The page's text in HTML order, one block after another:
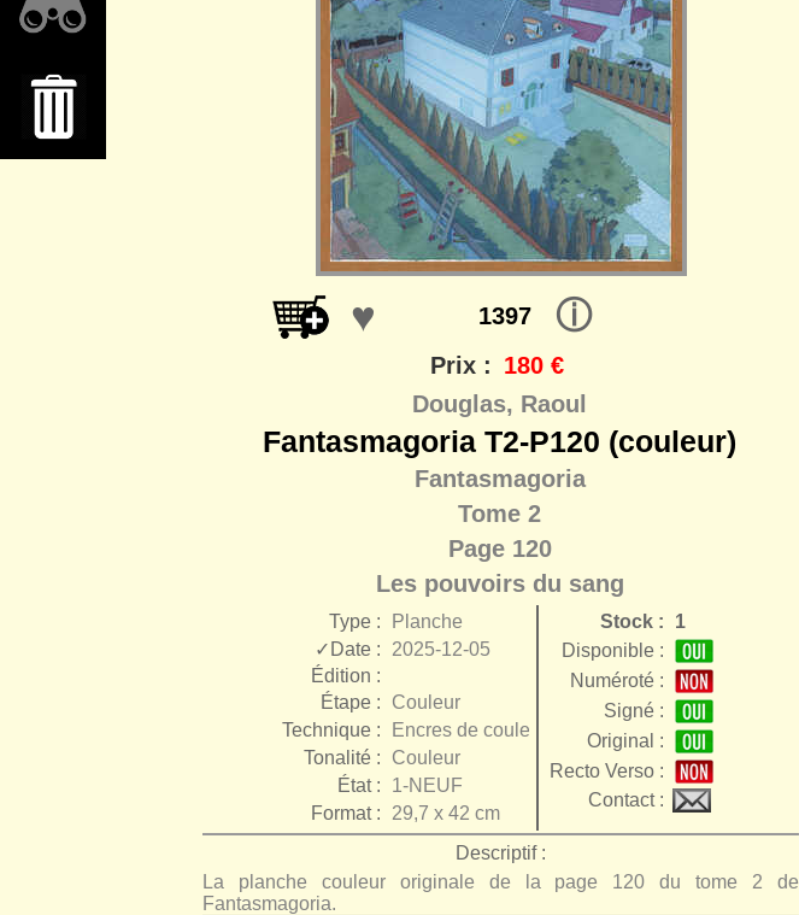
♥ 1397 ⓘ
Prix : 180 €
Douglas, Raoul
Fantasmagoria T2-P120 (couleur)
Fantasmagoria
Tome 2
Page 120
Les pouvoirs du sang
Type :
Planche
✓Date :
2025-12-05
Édition :
Étape :
Couleur
Technique :
Encres de couleur
Tonalité :
Couleur
État :
1-NEUF
Format :
29,7 x 42 cm
Stock :
1
Disponible :
Numéroté :
Signé :
Original :
Recto Verso :
Contact :
Descriptif :
La planche couleur originale de la page 120 du tome 2 de
Fantasmagoria.